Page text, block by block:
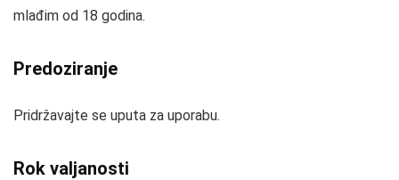
mlađim od 18 godina.
Predoziranje
Pridržavajte se uputa za uporabu.
Rok valjanosti